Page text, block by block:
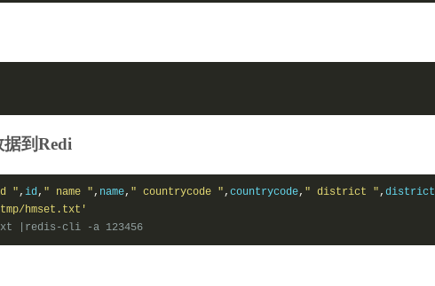
到Redi
" , id, " name " , name, " countrycode " , countrycode, " district " , district
hmset.txt'
|redis-cli -a 123456